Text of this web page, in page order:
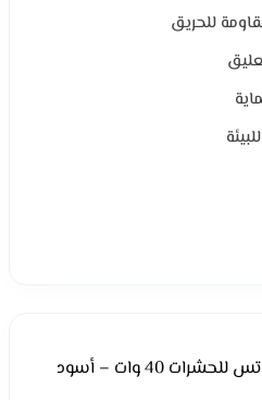
40 وات – أسود